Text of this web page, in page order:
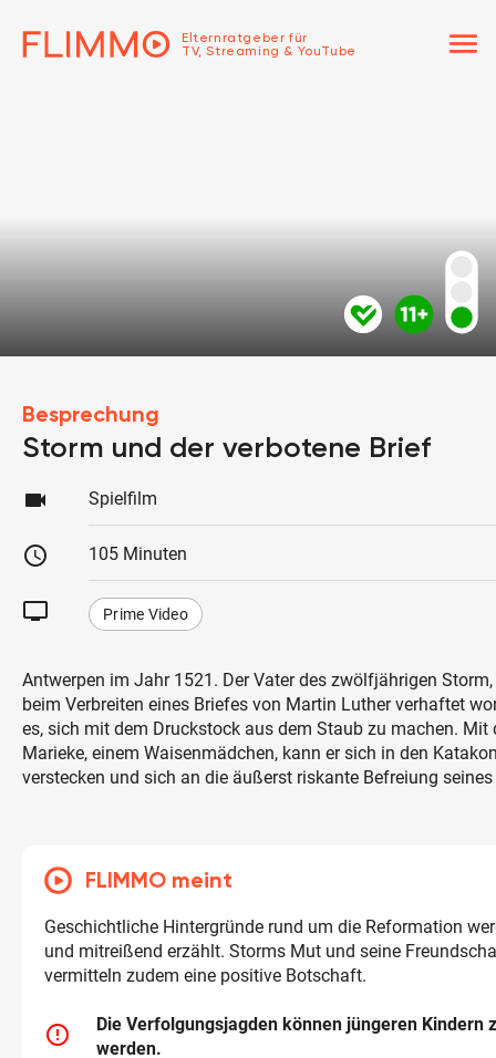
Elternratgeber für
TV, Streaming & YouTube
menu
Besprechung
Storm und der verbotene Brief
videocam Spielfilm
schedule 105 Minuten
tv Prime Video
Antwerpen im Jahr 1521. Der Vater des zwölfjährigen Storm,
beim Verbreiten eines Briefes von Martin Luther verhaftet
es, sich mit dem Druckstock aus dem Staub zu machen. Mit
Marieke, einem Waisenmädchen, kann er sich in den
verstecken und sich an die äußerst riskante Befreiung
FLIMMO meint
Geschichtliche Hintergründe rund um die Reformation
und mitreißend erzählt. Storms Mut und seine
vermitteln zudem eine positive Botschaft.
error_outline
Die Verfolgungsjagden können jüngeren Kindern
werden.